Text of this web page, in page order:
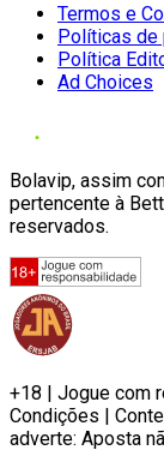
Termos e
Políticas de
Política
Ad Choices
Bolavip, assim
pertencente à
reservados.
+18 | Jogue com
Condições |
adverte: Aposta